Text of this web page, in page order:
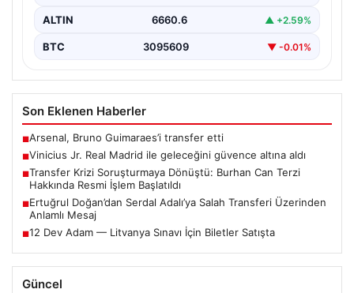
ALTIN 6660.6 ▲ +2.59%
BTC 3095609 ▼ -0.01%
Son Eklenen Haberler
■Arsenal, Bruno Guimaraes’i transfer etti
■Vinicius Jr. Real Madrid ile geleceğini güvence altına aldı
■Transfer Krizi Soruşturmaya Dönüştü: Burhan Can Terzi
Hakkında Resmi İşlem Başlatıldı
■Ertuğrul Doğan’dan Serdal Adalı’ya Salah Transferi Üzerinden
Anlamlı Mesaj
■12 Dev Adam — Litvanya Sınavı İçin Biletler Satışta
Güncel